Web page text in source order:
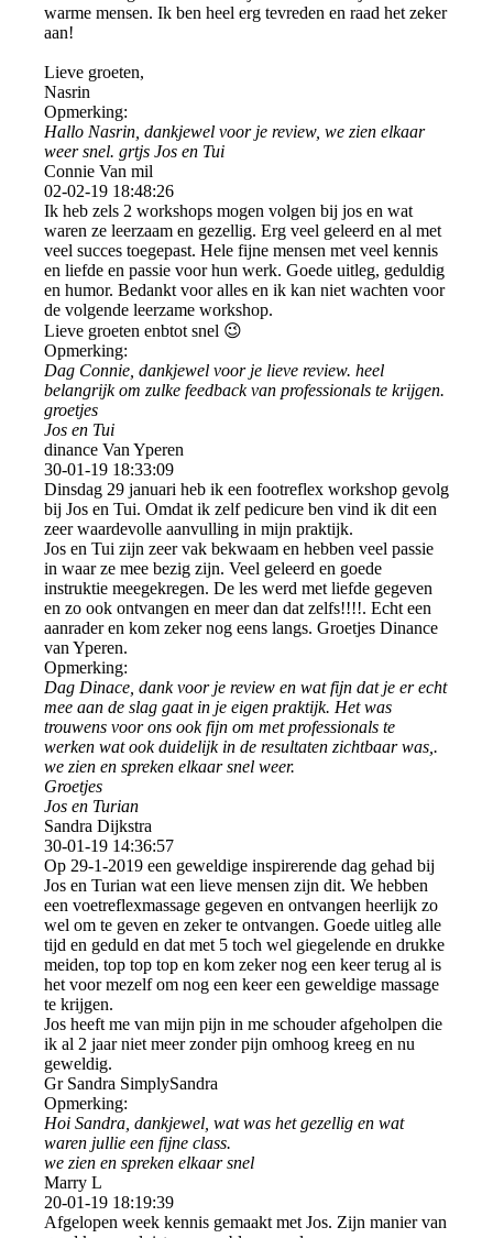
warme mensen. Ik ben heel erg tevreden en raad het zeker
aan!
Lieve groeten,
Nasrin
Opmerking:
Hallo Nasrin, dankjewel voor je review, we zien elkaar
weer snel. grtjs Jos en Tui
Connie Van mil
02-02-19 18:48:26
Ik heb zels 2 workshops mogen volgen bij jos en wat
waren ze leerzaam en gezellig. Erg veel geleerd en al met
veel succes toegepast. Hele fijne mensen met veel kennis
en liefde en passie voor hun werk. Goede uitleg, geduldig
en humor. Bedankt voor alles en ik kan niet wachten voor
de volgende leerzame workshop.
Lieve groeten enbtot snel 😉
Opmerking:
Dag Connie, dankjewel voor je lieve review. heel
belangrijk om zulke feedback van professionals te krijgen.
groetjes
Jos en Tui
dinance Van Yperen
30-01-19 18:33:09
Dinsdag 29 januari heb ik een footreflex workshop gevolg
bij Jos en Tui. Omdat ik zelf pedicure ben vind ik dit een
zeer waardevolle aanvulling in mijn praktijk.
Jos en Tui zijn zeer vak bekwaam en hebben veel passie
in waar ze mee bezig zijn. Veel geleerd en goede
instruktie meegekregen. De les werd met liefde gegeven
en zo ook ontvangen en meer dan dat zelfs!!!!. Echt een
aanrader en kom zeker nog eens langs. Groetjes Dinance
van Yperen.
Opmerking:
Dag Dinace, dank voor je review en wat fijn dat je er echt
mee aan de slag gaat in je eigen praktijk. Het was
trouwens voor ons ook fijn om met professionals te
werken wat ook duidelijk in de resultaten zichtbaar was,.
we zien en spreken elkaar snel weer.
Groetjes
Jos en Turian
Sandra Dijkstra
30-01-19 14:36:57
Op 29-1-2019 een geweldige inspirerende dag gehad bij
Jos en Turian wat een lieve mensen zijn dit. We hebben
een voetreflexmassage gegeven en ontvangen heerlijk zo
wel om te geven en zeker te ontvangen. Goede uitleg alle
tijd en geduld en dat met 5 toch wel giegelende en drukke
meiden, top top top en kom zeker nog een keer terug al is
het voor mezelf om nog een keer een geweldige massage
te krijgen.
Jos heeft me van mijn pijn in me schouder afgeholpen die
ik al 2 jaar niet meer zonder pijn omhoog kreeg en nu
geweldig.
Gr Sandra SimplySandra
Opmerking:
Hoi Sandra, dankjewel, wat was het gezellig en wat
waren jullie een fijne class.
we zien en spreken elkaar snel
Marry L
20-01-19 18:19:39
Afgelopen week kennis gemaakt met Jos. Zijn manier van